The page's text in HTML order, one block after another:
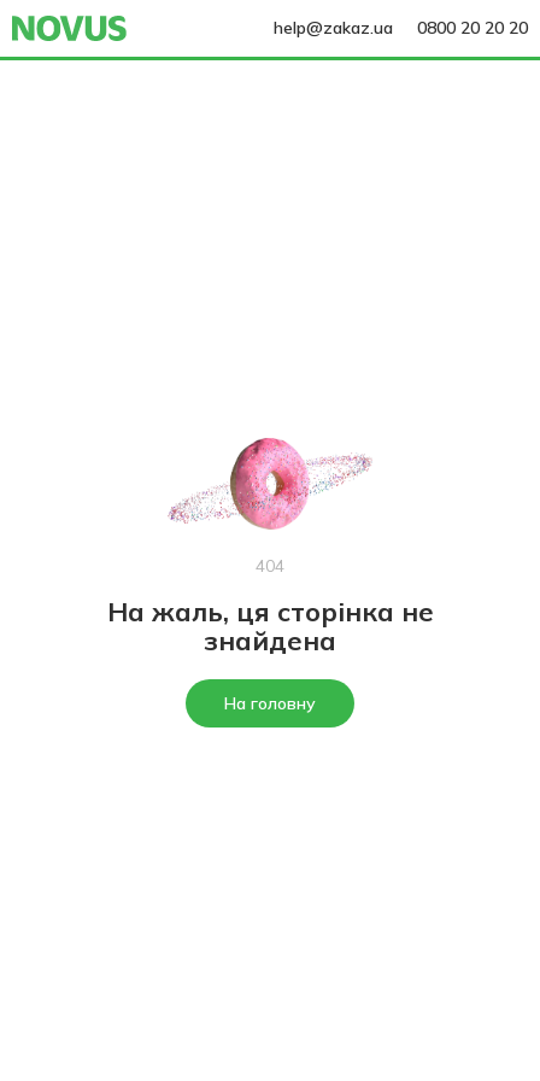
help@zakaz.ua 0800 20 20 20
404
На жаль, ця сторінка не
знайдена
На головну